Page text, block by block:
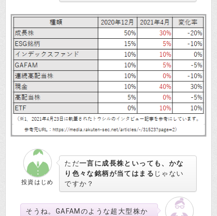
投資はじめ
ただ一言に成長株といっても、かな
り色々な銘柄が当てはまる じゃない
ですか？
そうね。GAFAMのような超大型株か